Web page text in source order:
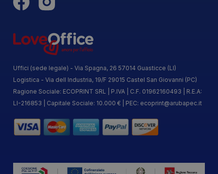
Uffici (sede legale) - Via Spagna, 26 57014 Guasticce (LI)
Logistica - Via dell Industria, 19/F 29015 Castel San Giovanni (PC)
Ragione Sociale: ECOPRINT SRL | P.IVA | C.F. 01962160493 | R.E.A:
LI-216853 | Capitale Sociale: 10.000 € | PEC: ecoprint@arubapec.it